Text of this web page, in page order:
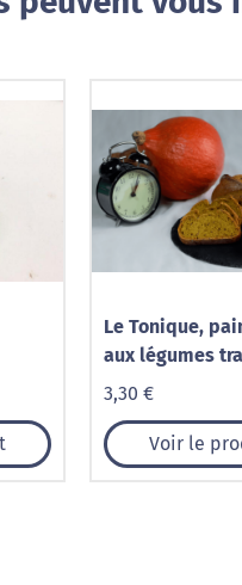
Le Tonique,
aux légumes
3,30 €
Voir le